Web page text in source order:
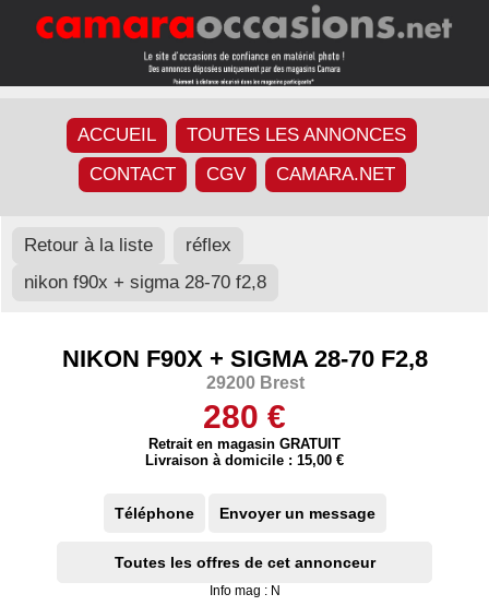
ACCUEIL
TOUTES LES ANNONCES
CONTACT
CGV CAMARA.NET
Retour à la liste
réflex
nikon f90x + sigma 28-70 f2,8
NIKON F90X + SIGMA 28-70 F2,8
29200 Brest
280 €
Retrait en magasin GRATUIT
Livraison à domicile : 15,00 €
Téléphone Envoyer un message
Toutes les offres de cet annonceur
Info mag : N